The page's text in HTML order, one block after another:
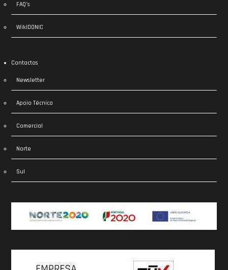
FAQ’s
WikIDONIC
Contactos
Newsletter
Apoio Técnico
Comercial
Norte
Sul